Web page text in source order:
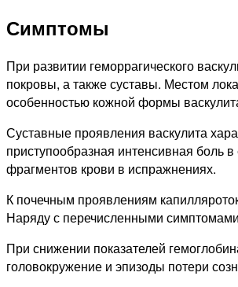
Симптомы
При развитии геморрагического
покровы, а также суставы. Местом
особенностью кожной формы
Суставные проявления васкулита
приступообразная интенсивная боль
фрагментов крови в испражнениях.
К почечным проявлениям
Наряду с перечисленными
При снижении показателей
головокружение и эпизоды потери